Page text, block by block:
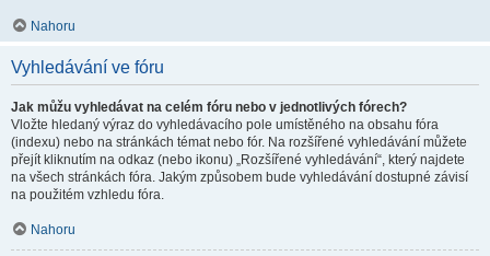
Nahoru
Vyhledávání ve fóru
Jak můžu vyhledávat na celém fóru nebo v jednotlivých fórech?
Vložte hledaný výraz do vyhledávacího pole umístěného na obsahu fóra
(indexu) nebo na stránkách témat nebo fór. Na rozšířené vyhledávání můžete
přejít kliknutím na odkaz (nebo ikonu) „Rozšířené vyhledávání“, který najdete
na všech stránkách fóra. Jakým způsobem bude vyhledávání dostupné závisí
na použitém vzhledu fóra.
Nahoru